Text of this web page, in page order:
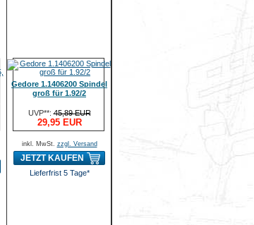
Gedore 1.1406200 Spindel
groß für 1.92/2
UVP**:45,89 EUR
29,95 EUR
inkl. MwSt. zzgl. Versand
JETZT KAUFEN
Lieferfrist 5 Tage*